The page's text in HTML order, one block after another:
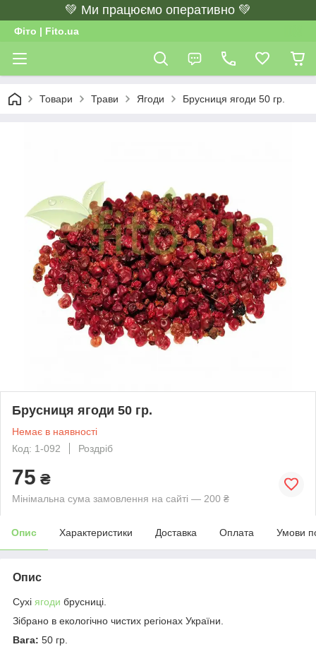
💚 Ми працюємо оперативно 💚
Фіто | Fito.ua
Товари Трави Ягоди Брусниця ягоди 50 гр.
Брусниця ягоди 50 гр.
Немає в наявності
Код: 1-092
Роздріб
75 ₴
Мінімальна сума замовлення на сайті — 200 ₴
Опис Характеристики Доставка Оплата Умови
Опис
Сухі ягоди брусниці.
Зібрано в екологічно чистих регіонах України.
Вага: 50 гр.